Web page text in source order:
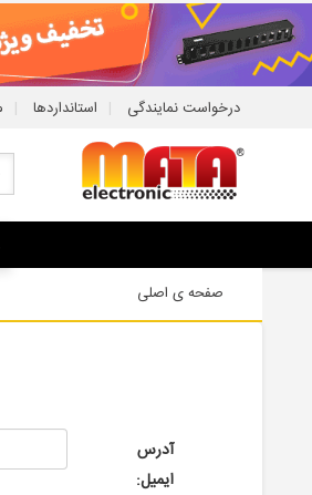
درخواست نمایندگی | استانداردها |
صفحه ی اصلی
آدرس
ایمیل: